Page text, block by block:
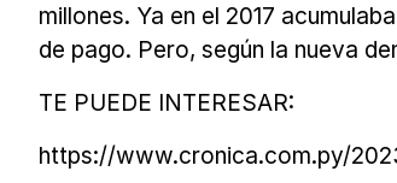
millones. Ya en el 2017
de pago. Pero, según la nueva
TE PUEDE INTERESAR:
https://www.cronica.com.py/